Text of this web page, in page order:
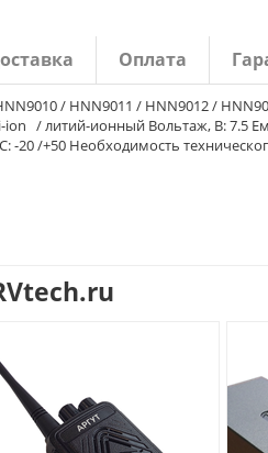
Оплата
/ HNN9011 / HNN9012 /
ion / литий-ионный Вольтаж, В: 7.5
-20 /+50 Необходимость